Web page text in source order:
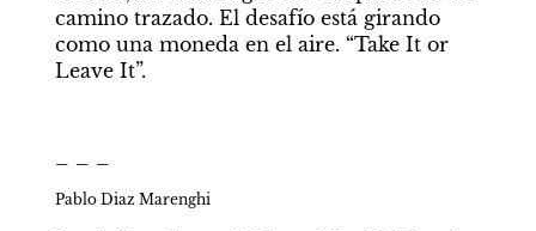
camino trazado. El desafío está girando
como una moneda en el aire. “Take It or
Leave It”.
Pablo Diaz Marenghi